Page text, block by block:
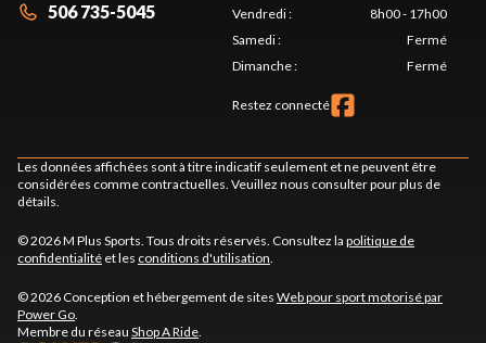
506 735-5045
Vendredi:
8h00 - 17h00
Samedi:
Fermé
Dimanche: Fermé
Restez connecté
Les données affichées sont à titre indicatif seulement et ne peuvent être
considérées comme contractuelles. Veuillez nous consulter pour plus de
détails.
© 2026 M Plus Sports. Tous droits réservés. Consultez la politique de
confidentialité et les conditions d'utilisation.
© 2026 Conception et hébergement de sites Web pour sport motorisé par
Power Go.
Membre du réseau Shop A Ride.